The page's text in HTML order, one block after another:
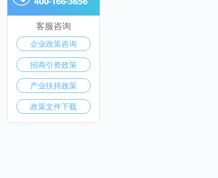
客服咨询
企业政策咨询
招商引资政策
产业扶持政策
政策文件下载